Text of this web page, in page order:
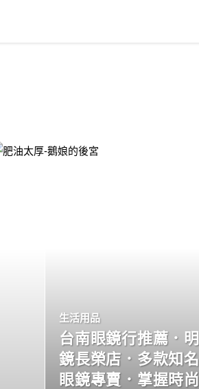
生活用品
台南眼鏡行推薦．
鏡長榮店．多款知
眼鏡專賣．掌握時